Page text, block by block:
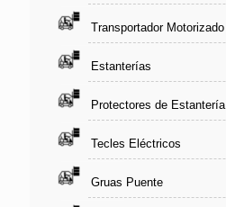
Transportador Motorizado
Estanterías
Protectores de Estantería
Tecles Eléctricos
Gruas Puente